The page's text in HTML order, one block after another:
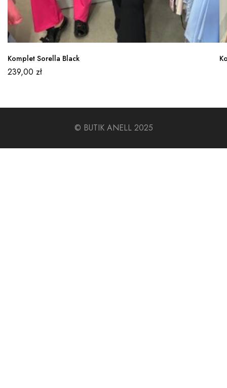
Komplet Sorella Black
239,00 zł
© BUTIK ANELL 2025